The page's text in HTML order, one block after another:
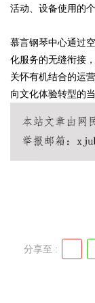
活动、设备使用的
慕言钢琴中心通过
化服务的无缝衔接
关怀有机结合的运
向文化体验转型的
分享至 :